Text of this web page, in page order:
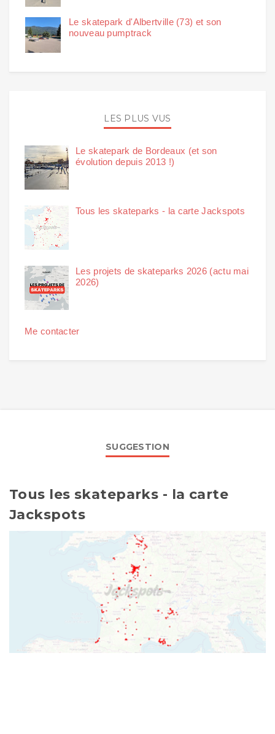
Le skatepark d'Albertville (73) et son
nouveau pumptrack
LES PLUS VUS
Le skatepark de Bordeaux (et son
évolution depuis 2013 !)
Tous les skateparks - la carte Jackspots
Les projets de skateparks 2026 (actu mai
2026)
Me contacter
SUGGESTION
Tous les skateparks - la carte
Jackspots